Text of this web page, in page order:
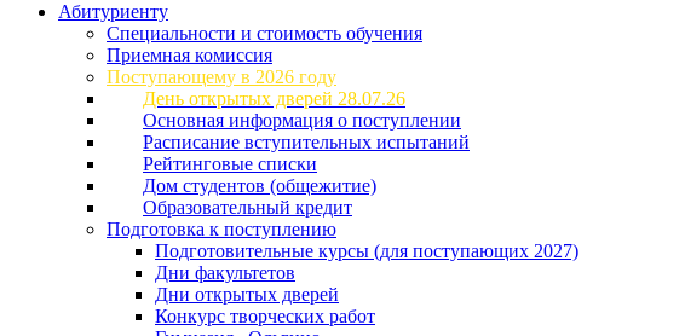
Абитуриенту
Специальности и стоимость обучения
Приемная комиссия
Поступающему в 2026 году
День открытых дверей 28.07.26
Основная информация о поступлении
Расписание вступительных испытаний
Рейтинговые списки
Дом студентов (общежитие)
Образовательный кредит
Подготовка к поступлению
Подготовительные курсы (для поступающих 2027)
Дни факультетов
Дни открытых дверей
Конкурс творческих работ